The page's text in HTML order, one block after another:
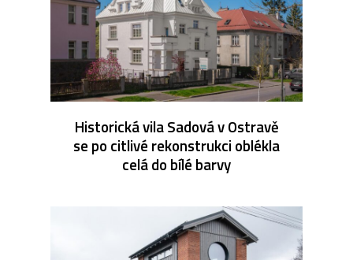
Historická vila Sadová v Ostravě
se po citlivé rekonstrukci oblékla
celá do bílé barvy